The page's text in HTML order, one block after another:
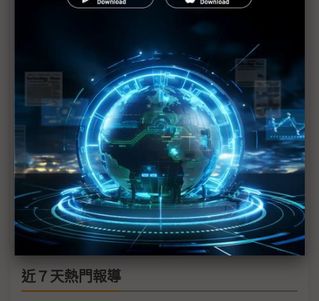
印度批准鴻海與HCL合資企業 將生產顯示驅動IC
富士軟片傳將於印度興建半導體材料廠 先供應塔塔
瑞銀：印度半導體終端需求營收料倍增 CAGR達
15%
全球晶圓代工大亂鬥 「掌舵者們」實力比顯赫
塔塔延攬GF高層洪啟財 領軍印度首座晶圓廠
力積電攜手塔塔、奇景 助力印度半導體生態鏈
近７天熱門報導